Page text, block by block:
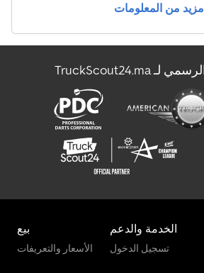
مزيد من المعلومات
بيع
الأسعار والتعريفات
الخدمة والدعم
تسجيل الدخول